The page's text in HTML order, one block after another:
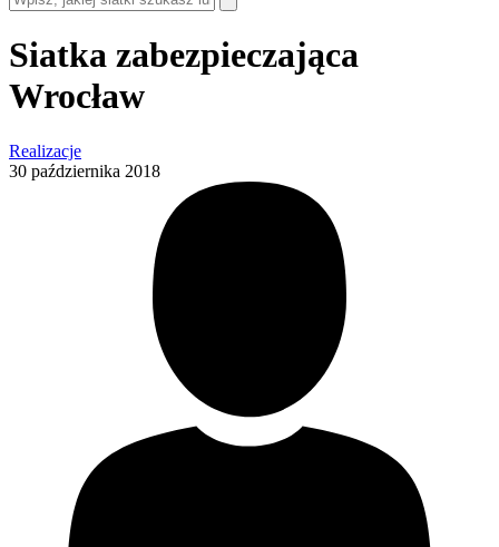
Siatka zabezpieczająca
Wrocław
Realizacje
30 października 2018